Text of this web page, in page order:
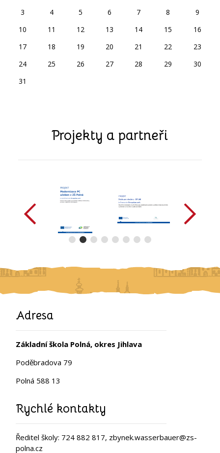
3
4 5 6 7 8
9
10
11 12 13 14 15
16
17
18 19 20 21 22
23
24
25 26 27 28 29
30
31
Projekty a partneři
předchozí
Adresa
Základní škola Polná, okres Jihlava
Poděbradova 79
Polná 588 13
Rychlé kontakty
Ředitel školy: 724 882 817, zbynek.wasserbauer@zs-
polna.cz